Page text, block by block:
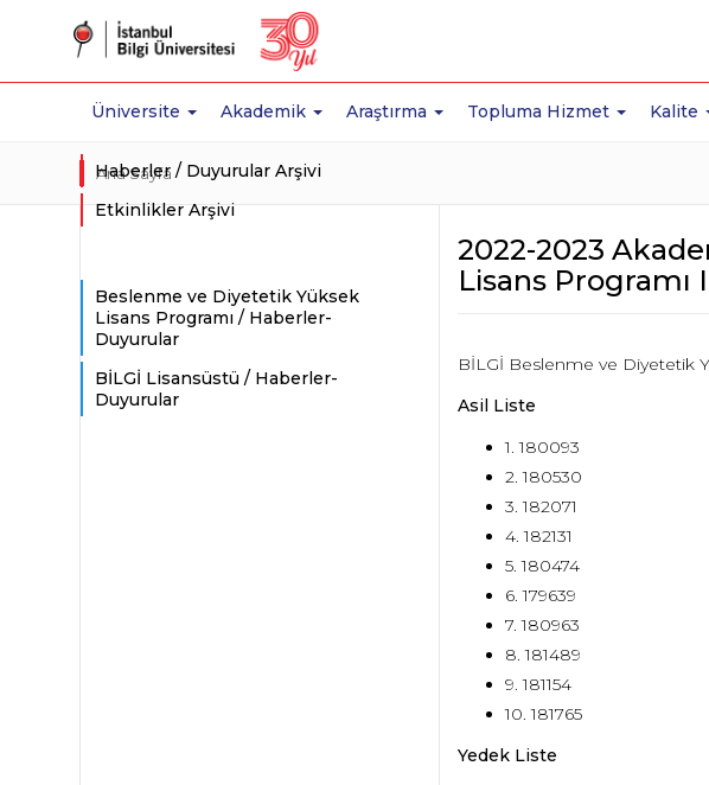
Üniversite Akademik Araştırma Topluma Hizmet Kalite
Ana Sayfa
Haberler / Duyurular Arşivi
Etkinlikler Arşivi
Beslenme ve Diyetetik Yüksek
Lisans Programı / Haberler-
Duyurular
BİLGİ Lisansüstü / Haberler-
Duyurular
2022-2023
Lisans
BİLGİ Beslenme ve Diyetetik
Asil Liste
1. 180093
2. 180530
3. 182071
4. 182131
5. 180474
6. 179639
7. 180963
8. 181489
9. 181154
10. 181765
Yedek Liste